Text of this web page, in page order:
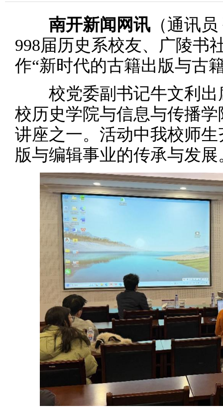
南开新闻网讯 （通讯
998届历史系校友、广陵书
作“新时代的古籍出版与古
校党委副书记牛文利出
校历史学院与信息与传播
讲座之一。活动中我校师
版与编辑事业的传承与发展